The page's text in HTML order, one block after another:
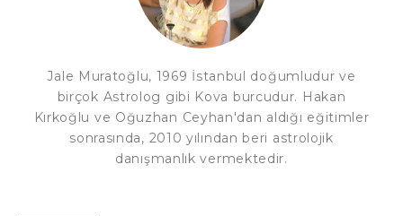
Jale Muratoğlu, 1969 İstanbul doğumludur ve
birçok Astrolog gibi Kova burcudur. Hakan
Kırkoğlu ve Oğuzhan Ceyhan'dan aldığı eğitimler
sonrasında, 2010 yılından beri astrolojik
danışmanlık vermektedir.